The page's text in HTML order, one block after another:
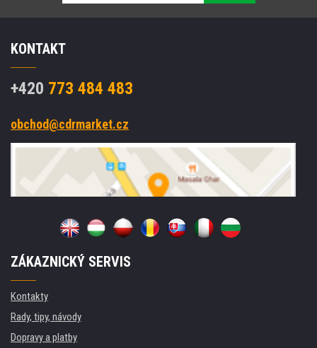
KONTAKT
+420 773 484 483
obchod@cdrmarket.cz
ZÁKAZNICKÝ SERVIS
Kontakty
Rady, tipy, návody
Dopravy a platby